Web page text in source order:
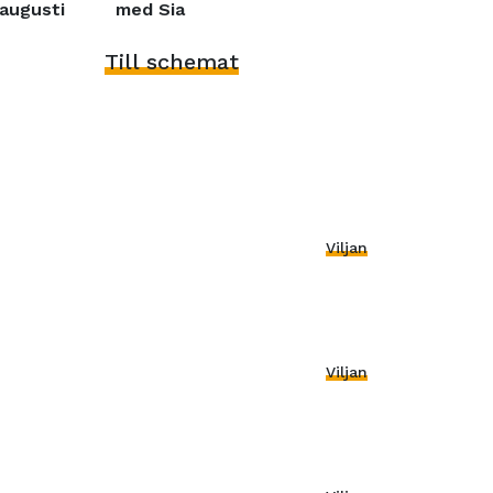
augusti med Sia
Till schemat
Viljan
Viljan